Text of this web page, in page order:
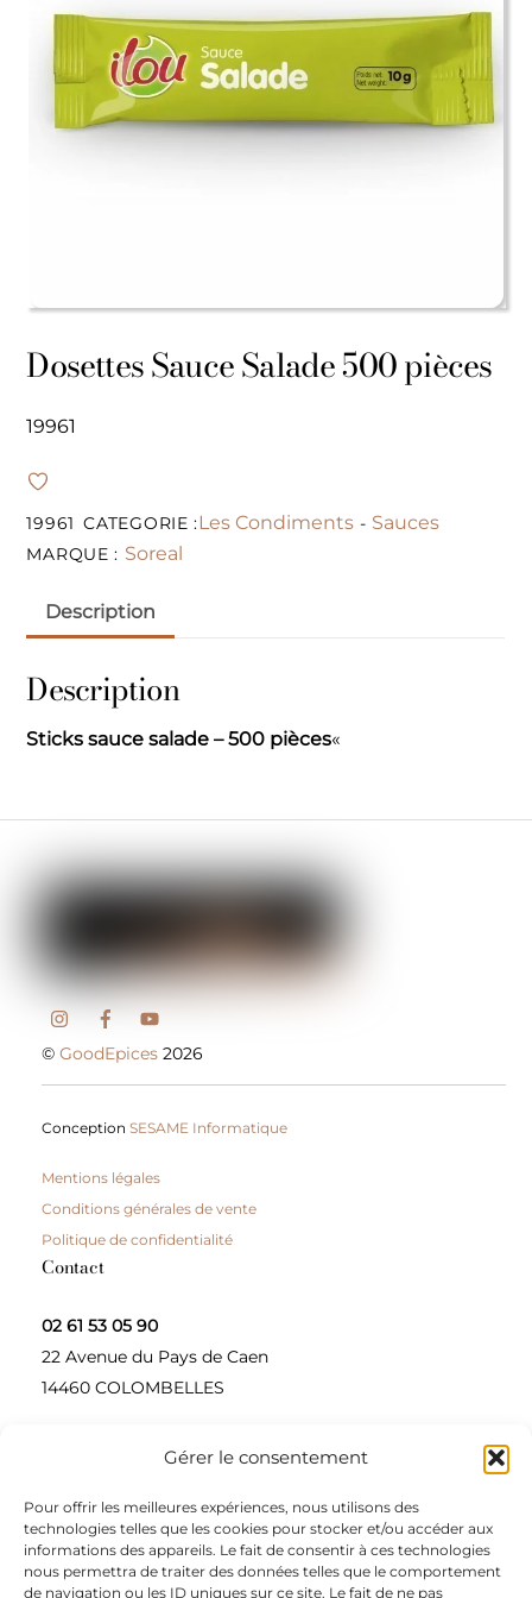
Gérer le consentement
Pour offrir les meilleures expériences, nous utilisons des
technologies telles que les cookies pour stocker et/ou accéder aux
informations des appareils. Le fait de consentir à ces technologies
nous permettra de traiter des données telles que le comportement
de navigation ou les ID uniques sur ce site. Le fait de ne pas
Dosettes Sauce Salade 500 pièces
19961
19961 CATEGORIE :Les Condiments - Sauces
MARQUE : Soreal
Description
Description
Sticks sauce salade – 500 pièces«
©GoodEpices 2026
ConceptionSESAME Informatique
Mentions légales
Conditions générales de vente
Politique de confidentialité
Contact
02 61 53 05 90
22 Avenue du Pays de Caen
14460 COLOMBELLES
Contactez-nous
A propos
Une entreprise à taille humaine, concepteur et